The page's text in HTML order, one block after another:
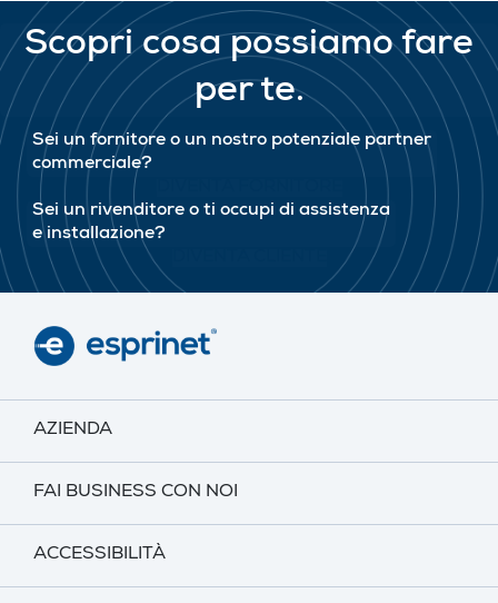
Scopri cosa possiamo fare
per te.
Sei un fornitore o un nostro potenziale partner
commerciale?
Sei un rivenditore o ti occupi di assistenza
e installazione?
AZIENDA
FAI BUSINESS CON NOI
ACCESSIBILITÀ